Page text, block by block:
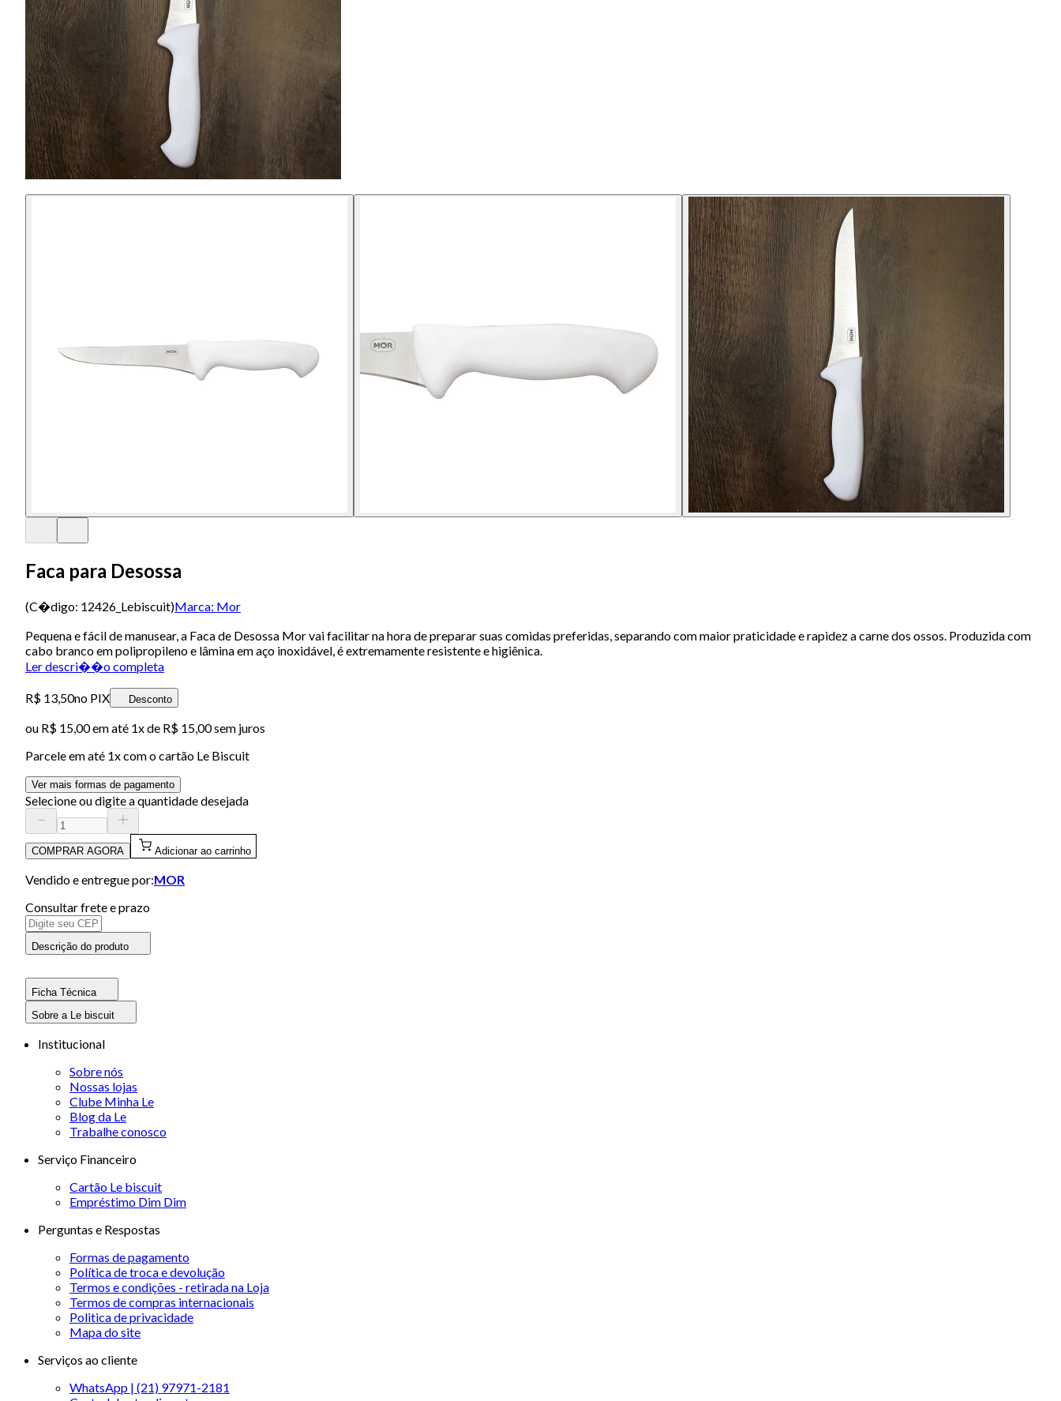
Faca para Desossa
(C�digo: 12426_Lebiscuit)Marca: Mor
Pequena e fácil de manusear, a Faca de Desossa Mor vai facilitar na hora de preparar suas comidas preferidas, separando com maior praticidade e rapidez a carne dos ossos. Produzida com
cabo branco em polipropileno e lâmina em aço inoxidável, é extremamente resistente e higiênica.
Ler descri��o completa
R$ 13,50no PIX Desconto
ou R$ 15,00em até 1x de R$ 15,00sem juros
Parcele em até 1x com o cartão Le Biscuit
Ver mais formas de pagamento
Selecione ou digite a quantidade desejada
COMPRAR AGORA Adicionar ao carrinho
Vendido e entregue por:MOR
Consultar frete e prazo
Descrição do produto
Ficha Técnica
Sobre a Le biscuit
Institucional
Sobre nós
Nossas lojas
Clube Minha Le
Blog da Le
Trabalhe conosco
Serviço Financeiro
Cartão Le biscuit
Empréstimo Dim Dim
Perguntas e Respostas
Formas de pagamento
Política de troca e devolução
Termos e condições - retirada na Loja
Termos de compras internacionais
Politica de privacidade
Mapa do site
Serviços ao cliente
WhatsApp | (21) 97971-2181